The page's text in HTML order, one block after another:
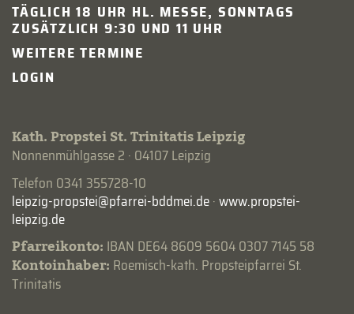
TÄGLICH 18 UHR HL. MESSE, SONNTAGS
ZUSÄTZLICH 9:30 UND 11 UHR
WEITERE TERMINE
LOGIN
Kath. Propstei St. Trinitatis Leipzig
Nonnenmühlgasse 2 · 04107 Leipzig
Telefon 0341 355728-10
·www.propstei-
leipzig.de
Pfarreikonto: IBAN DE64 8609 5604 0307 7145 58
Kontoinhaber: Roemisch-kath. Propsteipfarrei St.
Trinitatis